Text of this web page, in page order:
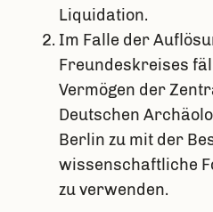
Liquidation.
Im Falle der
Freundeskreises
Vermögen der
Deutschen
Berlin zu mit der
wissenschaftliche
zu verwenden.